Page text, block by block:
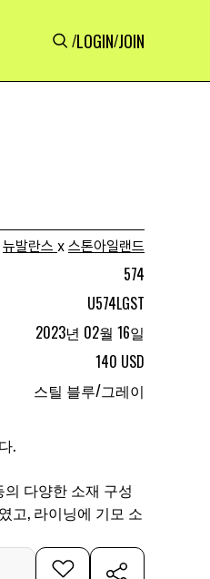
/LOGIN/JOIN
뉴발란스 x 스톤아일랜드
574
U574LGST
2023년 02월 16일
140 USD
스틸 블루/그레이
.
다양한 소재 구성
고, 라이닝에 기모 소